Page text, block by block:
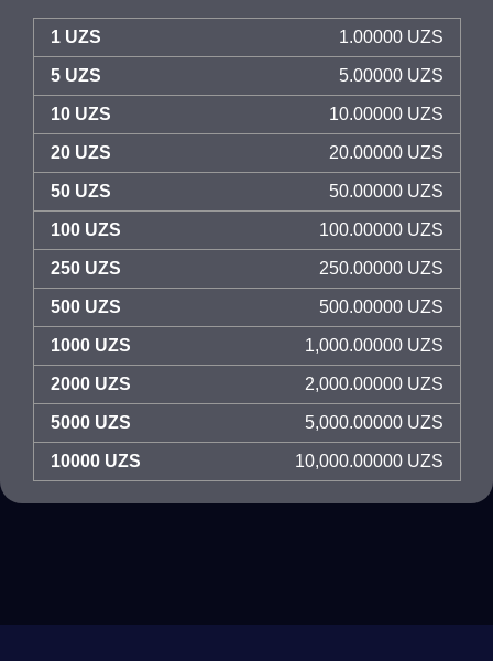
1 UZS 1.00000 UZS
5 UZS 5.00000 UZS
10 UZS 10.00000 UZS
20 UZS 20.00000 UZS
50 UZS 50.00000 UZS
100 UZS 100.00000 UZS
250 UZS 250.00000 UZS
500 UZS 500.00000 UZS
1000 UZS 1,000.00000 UZS
2000 UZS 2,000.00000 UZS
5000 UZS 5,000.00000 UZS
10000 UZS 10,000.00000 UZS